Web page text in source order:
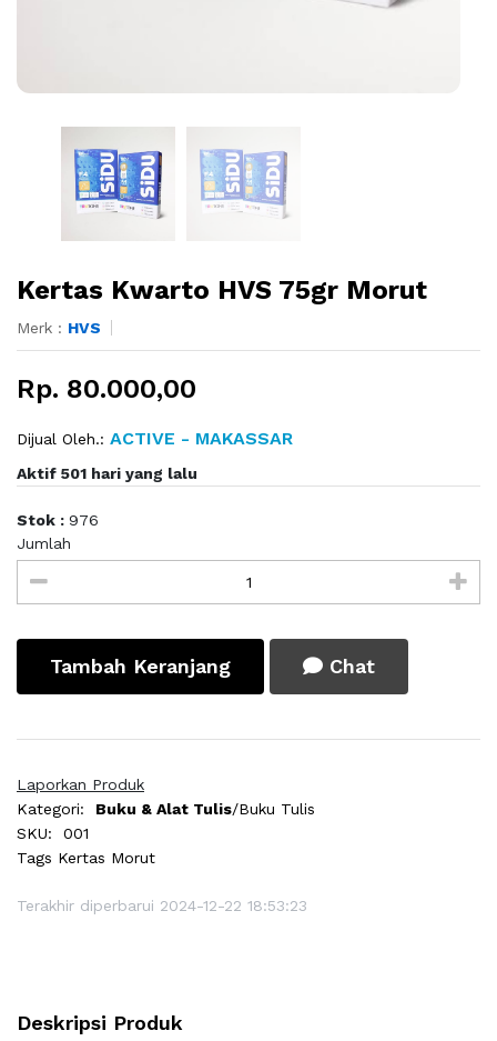
Kertas Kwarto HVS 75gr Morut
Merk : HVS
Rp. 80.000,00
Dijual Oleh.: ACTIVE - MAKASSAR
Aktif 501 hari yang lalu
Stok : 976
Jumlah
Tambah Keranjang Chat
Laporkan Produk
Kategori:
Buku & Alat Tulis/Buku Tulis
SKU:
001
Tags Kertas Morut
Terakhir diperbarui 2024-12-22 18:53:23
Deskripsi Produk